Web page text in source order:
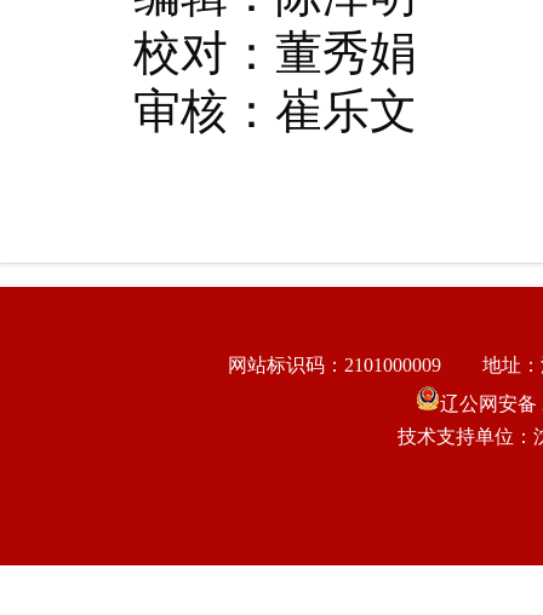
校对：董秀娟
审核：崔乐文
网站标识码：2101000009
地址
辽公网安备
技术支持单位：